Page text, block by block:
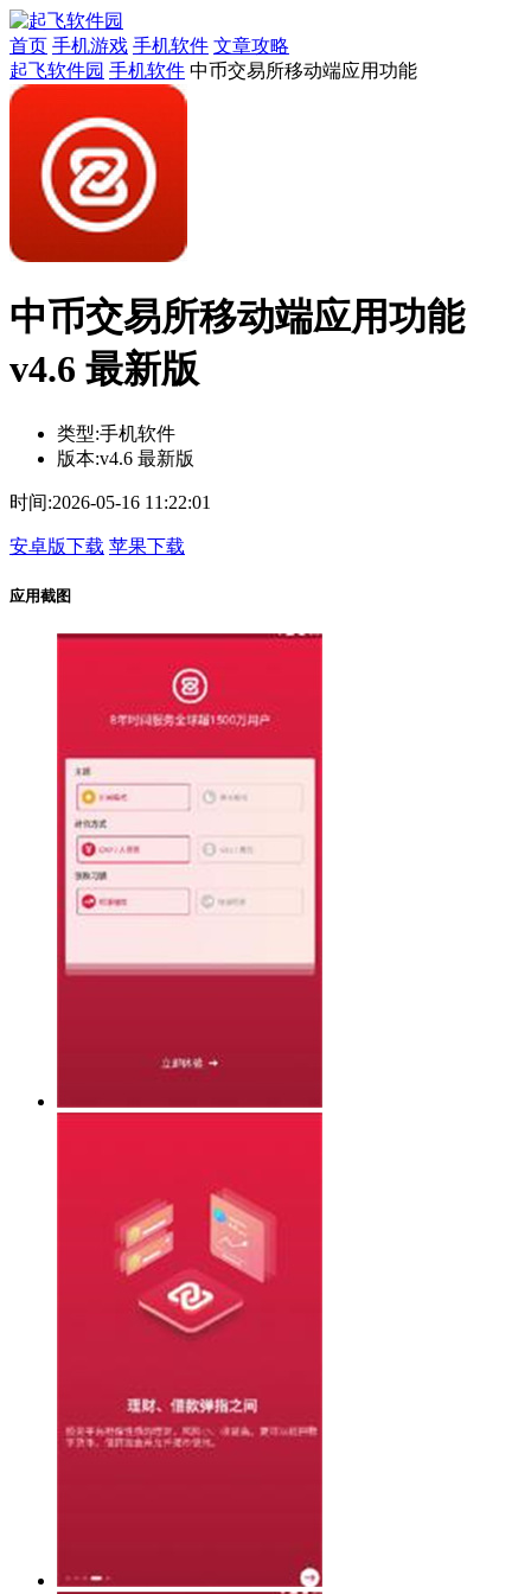
首页 手机游戏 手机软件 文章攻略
起飞软件园 手机软件 中币交易所移动端应用功能
中币交易所移动端应用功能
v4.6 最新版
类型:手机软件
版本:v4.6 最新版
时间:2026-05-16 11:22:01
安卓版下载 苹果下载
应用截图